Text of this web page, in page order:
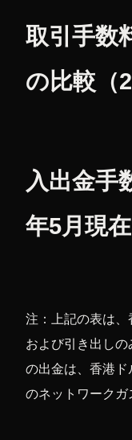
取引手数
の比較（
入出金手
年5月現在
注：上記の表は
および引き出し
の出金は、香港
のネットワークガ